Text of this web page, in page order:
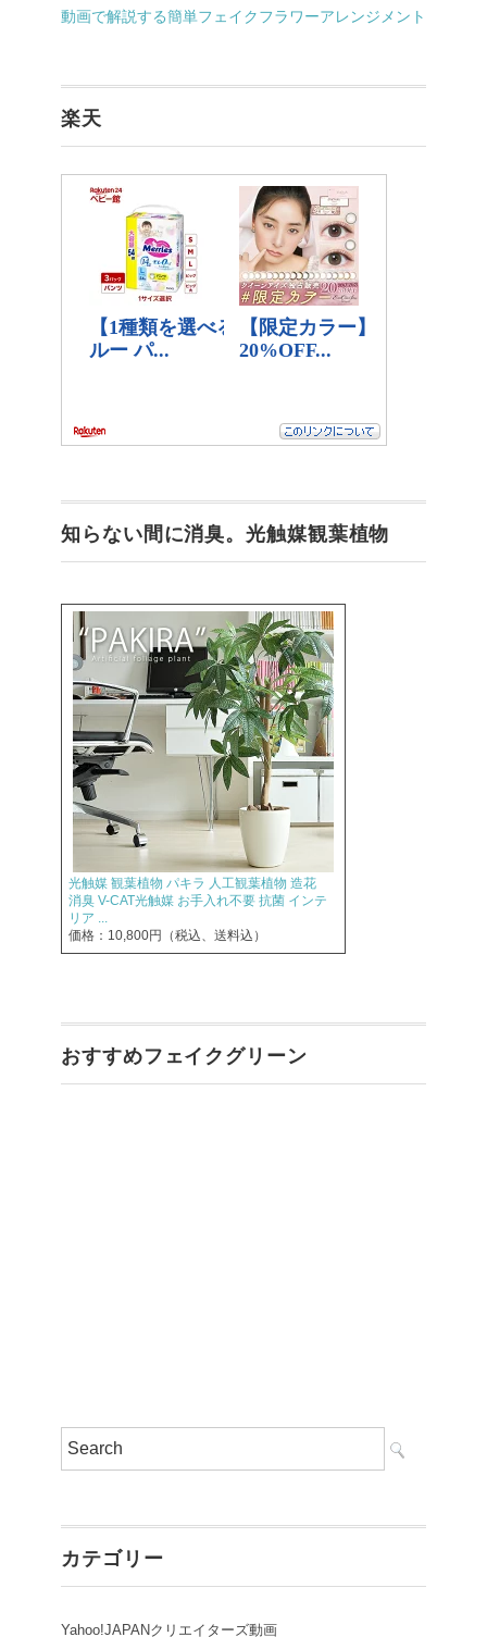
動画で解説する簡単フェイクフラワーアレンジメント
楽天
知らない間に消臭。光触媒観葉植物
光触媒 観葉植物 パキラ 人工観葉植物 造花
消臭 V-CAT光触媒 お手入れ不要 抗菌 インテ
リア ...
価格：10,800円（税込、送料込）
おすすめフェイクグリーン
カテゴリー
Yahoo!JAPANクリエイターズ動画